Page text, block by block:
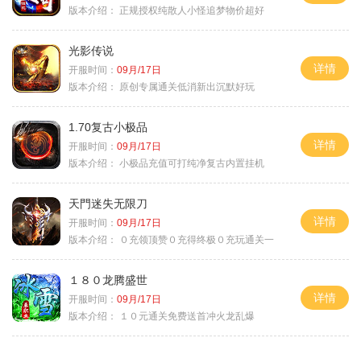
版本介绍：
正规授权纯散人小怪追梦物价超好
光影传说
开服时间： 09月/17日
版本介绍：
原创专属通关低消新出沉默好玩
详情
1.70复古小极品
开服时间： 09月/17日
版本介绍： 小极品充值可打纯净复古内置挂机
详情
天門迷失无限刀
开服时间： 09月/17日
版本介绍：
０充领顶赞０充得终极０充玩通关一
详情
１８０龙腾盛世
开服时间： 09月/17日
版本介绍：
１０元通关免费送首冲火龙乱爆
详情